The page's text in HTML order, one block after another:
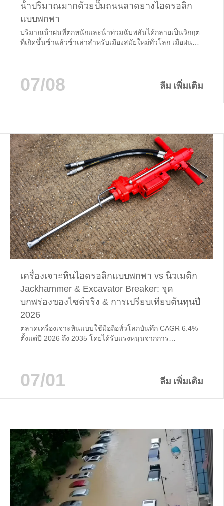
น้ําปริมาณมากด้วยปั๊มถนนลาดยางไฮดรอลิก
แบบพกพา
ปริมาณน้ําฝนที่ตกหนักและน้ําท่วมฉับพลันได้กลายเป็นวิกฤต
ที่เกิดขึ้นซ้ําแล้วซ้ําเล่าสําหรับเมืองสมัยใหม่ทั่วโลก เมื่อฝน
ไม้ที่ร่วงหล่นขยะพลาสติกและเศษวัสดุก่อสร้างอย่างรวดเร็ว
โซลูชันการแยกน้ําออกแบบดั้งเดิม—ปั๊มระบายน้ําแบบตายตัว
07/08 ลีม เพิ่มเติม
เครื่องเจาะหินไฮดรอลิกแบบพกพา vs นิวเมติก
Jackhammer & Excavator Breaker: จุด
บกพร่องของไซต์จริง & การเปรียบเทียบต้นทุนปี
2026
ตลาดเครื่องเจาะหินแบบใช้มือถือทั่วโลกบันทึก CAGR 6.4%
ตั้งแต่ปี 2026 ถึง 2035 โดยได้รับแรงหนุนจากการ
เนินการเหมืองหินขนาดเล็กโครงการถนนในชนบททีมงานท่อ
ส่งของเทศบาลหรือเหมืองงานฝีมือใต้ดินคุณต้องดิ้นรนเพื่อ...
07/01 ลีม เพิ่มเติม